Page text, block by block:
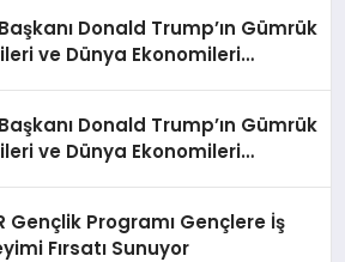
Donald Trump’ın Gümrük
ve Dünya Ekonomileri
Donald Trump’ın Gümrük
ve Dünya Ekonomileri
Gençlik Programı Gençlere İş
Fırsatı Sunuyor